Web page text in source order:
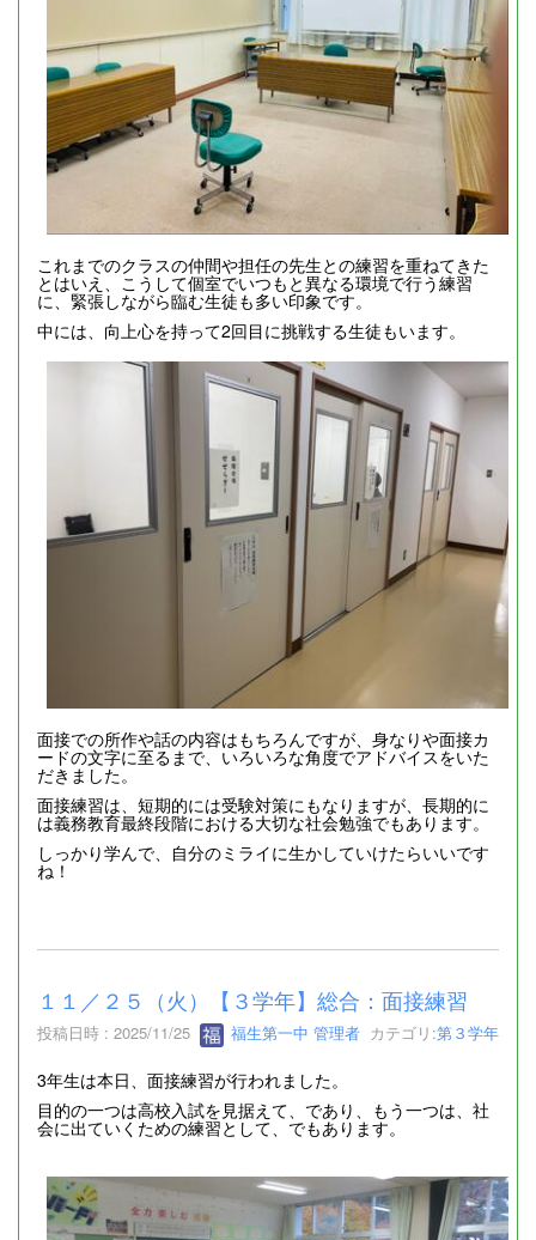
これまでのクラスの仲間や担任の先生との練習を重ねてきた
とはいえ、こうして個室でいつもと異なる環境で行う練習
に、緊張しながら臨む生徒も多い印象です。
中には、向上心を持って2回目に挑戦する生徒もいます。
面接での所作や話の内容はもちろんですが、身なりや面接カ
ードの文字に至るまで、いろいろな角度でアドバイスをいた
だきました。
面接練習は、短期的には受験対策にもなりますが、長期的に
は義務教育最終段階における大切な社会勉強でもあります。
しっかり学んで、自分のミライに生かしていけたらいいです
ね！
１１／２５（火）【３学年】総合：面接練習
投稿日時 : 2025/11/25 福生第一中 管理者 カテゴリ:第３学年
3年生は本日、面接練習が行われました。
目的の一つは高校入試を見据えて、であり、もう一つは、社
会に出ていくための練習として、でもあります。